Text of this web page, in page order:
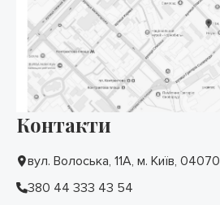
Контакти
вул. Волоська, 11А, м. Київ, 04070
380 44 333 43 54